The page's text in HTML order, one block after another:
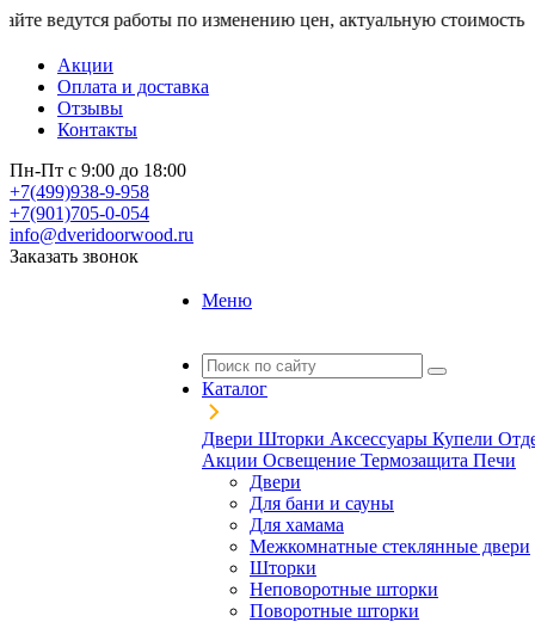
работы по изменению цен, актуальную стоимость уточняйте
Акции
Оплата и доставка
Отзывы
Контакты
Пн-Пт с 9:00 до 18:00
+7(499)938-9-958
+7(901)705-0-054
info@dveridoorwood.ru
Заказать звонок
Меню
Каталог
Двери Шторки Аксессуары Купели
Акции Освещение Термозащита Печи
Двери
Для бани и сауны
Для хамама
Межкомнатные стеклянные двери
Шторки
Неповоротные шторки
Поворотные шторки